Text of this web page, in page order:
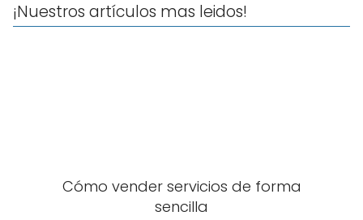
¡Nuestros artículos mas leidos!
Cómo vender servicios de forma
sencilla